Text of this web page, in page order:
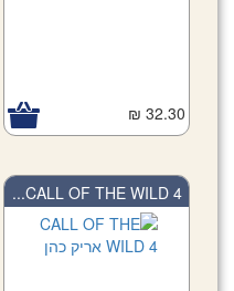
32.30 ₪
CALL OF THE WILD 4...